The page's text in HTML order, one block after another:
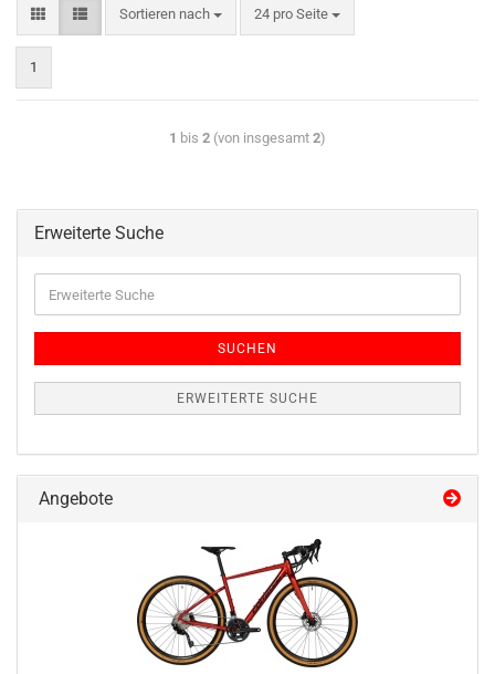
Sortieren nach 24 pro Seite
1
1 bis 2 (von insgesamt 2)
Erweiterte Suche
SUCHEN
ERWEITERTE SUCHE
Angebote